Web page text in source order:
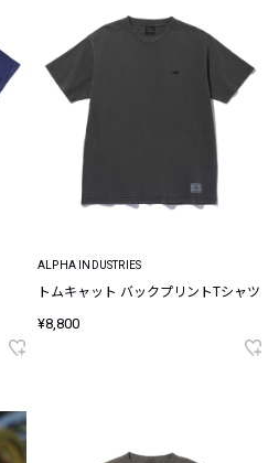
ALPHA INDUSTRIES
トムキャット バックプリントTシャツ
¥8,800